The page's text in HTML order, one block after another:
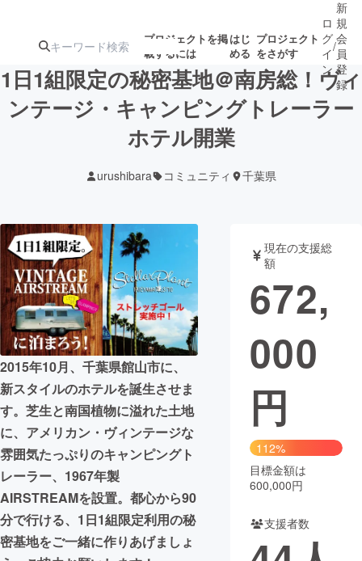
プロジェクトを掲
載するには
はじ
める
プロジェクト
をさがす
注目の新着プロ 募集終了が近いプ
テクノロジー・ガジェット
映像・映画 書籍・雑誌
ビジネス・起業 チャレンジ
まちづくり・地域活性化
CAMPFIRE for Social Good
CAMPFIRE Creation
CAMPFIREふるさと納税
コミュニティ
ロ
グ
イ
ン
/
新
規
会
員
登
録
1日1組限定の秘密基地＠南房総！ヴィ
ンテージ・キャンピングトレーラー
ホテル開業
urushibara コミュニティ 千葉県
2015年10月、千葉県館山市に、
新スタイルのホテルを誕生させま
す。芝生と南国植物に溢れた土地
に、アメリカン・ヴィンテージな
雰囲気たっぷりのキャンピングト
レーラー、1967年製
AIRSTREAMを設置。都心から90
分で行ける、1日1組限定利用の秘
密基地をご一緒に作りあげましょ
現在の支援総
額
672,
000
円
112%
目標金額は
600,000円
支援者数